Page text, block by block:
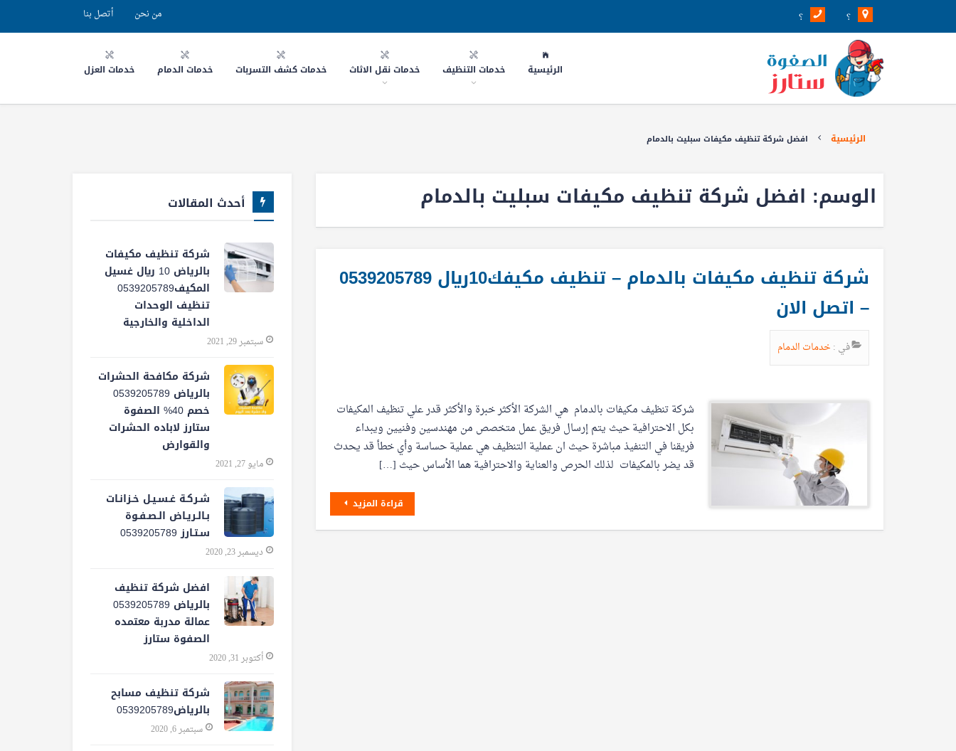
؟ أتصل بنا من نحن
الرئيسية خدمات التنظيف خدمات نقل الاثاث خدمات كشف التسربات خدمات الدمام خدمات العزل
الرئيسية افضل شركة تنظيف مكيفات سبليت بالدمام
الوسم: افضل شركة تنظيف مكيفات سبليت بالدمام
شركة تنظيف مكيفات بالدمام – تنظيف مكيفك10ريال 0539205789
– اتصل الان
في : خدمات الدمام
شركة تنظيف مكيفات بالدمام هي الشركة الأكثر خبرة والأكثر قدر علي تنظيف المكيفات
بكل الاحترافية حيث يتم إرسال فريق عمل متخصص من مهندسين وفنيين ويبداء
فريقنا في التنفيذ مباشرة حيث ان عملية التنظيف هي عملية حساسة وأي خطأ قد يحدث
قد يضر بالمكيفات لذلك الحرص والعناية والاحترافية هما الأساس حيث […]
قراءة المزيد
أحدث المقالات
شركة تنظيف مكيفات
بالرياض 10 ريال غسيل
المكيف0539205789
تنظيف الوحدات
الداخلية والخارجية
سبتمبر 29, 2021
شركة مكافحة الحشرات
بالرياض 0539205789
خصم 40% الصفوة
ستارز لاباده الحشرات
والقوارض
مايو 27, 2021
شـركـة غـسـيـل خـزانـات
بـالـريـاض الـصـفـوة
سـتـارز 0539205789
ديسمبر 23, 2020
افضل شركة تنظيف
بالرياض 0539205789
عمالة مدربة معتمده
الصفوة ستارز
أكتوبر 31, 2020
شركة تنظيف مسابح
بالرياض0539205789
سبتمبر 6, 2020